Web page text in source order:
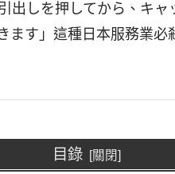
出しを押してから、キャ
ます」這種日本服務業
目錄